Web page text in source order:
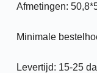
Afmetingen:
Minimale
Levertijd: 15-25